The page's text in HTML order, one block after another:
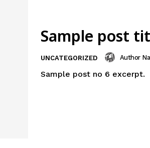
Sample post
UNCATEGORIZED Author
Sample post no 6 excerpt.